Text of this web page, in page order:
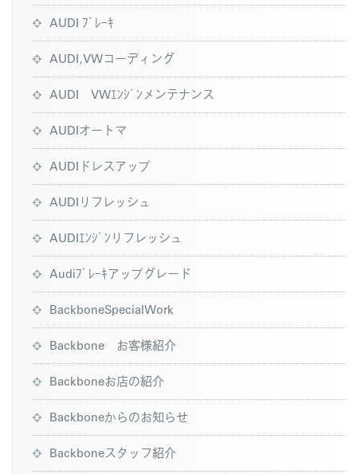
AUDI ﾌﾞﾚｰｷ
AUDI,VWコーディング
AUDI VWｴﾝｼﾞﾝメンテナンス
AUDIオートマ
AUDIドレスアップ
AUDIリフレッシュ
AUDIｴﾝｼﾞﾝリフレッシュ
Audiﾌﾞﾚｰｷアップグレード
BackboneSpecialWork
Backbone お客様紹介
Backboneお店の紹介
Backboneからのお知らせ
Backboneスタッフ紹介